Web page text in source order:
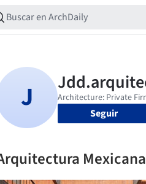
Seguir
Mexicana